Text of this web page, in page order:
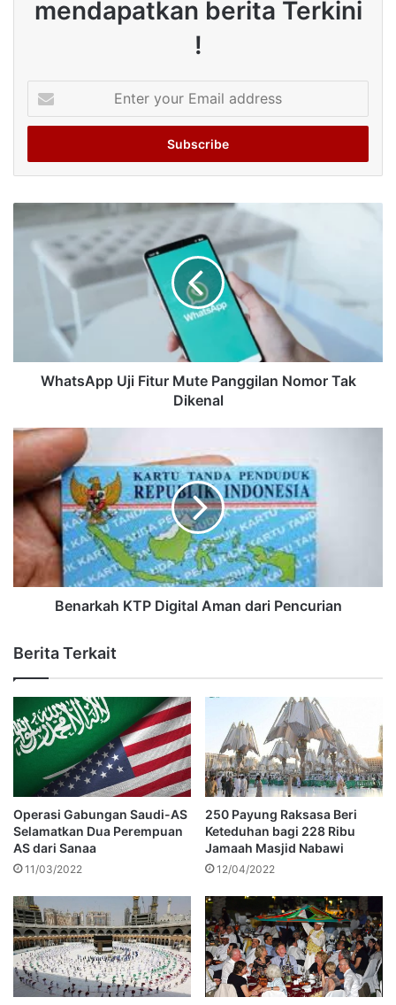
mendapatkan berita Terkini
!
your
Email
WhatsApp Uji Fitur Mute Panggilan Nomor Tak
Dikenal
Benarkah KTP Digital Aman dari Pencurian
Berita Terkait
Operasi Gabungan Saudi-AS
Selamatkan Dua Perempuan
AS dari Sanaa
11/03/2022
250 Payung Raksasa Beri
Keteduhan bagi 228 Ribu
Jamaah Masjid Nabawi
12/04/2022